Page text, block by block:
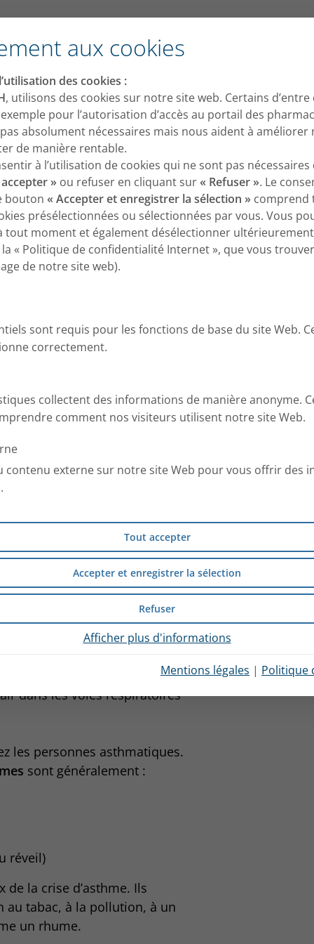
aux cookies
des cookies :
, utilisons des cookies sur notre site web. Certains d’entre
pour l’autorisation d’accès au portail des
absolument nécessaires mais nous aident à
de manière rentable.
à l’utilisation de cookies qui ne sont pas
» ou refuser en cliquant sur« Refuser ». Le
bouton « Accepter et enregistrer la sélection » comprend
présélectionnées ou sélectionnées par vous. Vous
tout moment et également désélectionner
la « Politique de confidentialité Internet », que vous
de notre site web).
sont requis pour les fonctions de base du site Web.
correctement.
collectent des informations de manière anonyme.
comment nos visiteurs utilisent notre site Web.
contenu externe sur notre site Web pour vous offrir des
Tout accepter
Accepter et enregistrer la sélection
Refuser
Afficher plus d'informations
Mentions légales | Politique
réagir en cas de crise
pathologie pulmonaire chroniquequi touche les
crises, c’est-à-dire des épisodes de gêne
moins intense.
le décès de 1500 à
aujourd’hui et
en maîtrisant leurs
?
les poumons. En cause,
bronchique.
, cette inflammation provoque
bronchiques. La diamètre
de mucus qui réduit
dans les voies respiratoires
les personnes asthmatiques.
sont généralement :
réveil)
la crise d’asthme. Ils
au tabac, à la pollution, à un
un rhume.